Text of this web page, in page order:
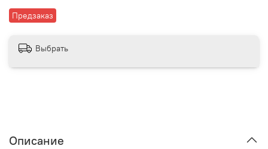
Предзаказ
Выбрать
Описание